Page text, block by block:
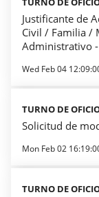
Justificante de
Civil / Familia /
Administrativo -
Wed Feb 04
TURNO DE
Solicitud de
Mon Feb 02
TURNO DE